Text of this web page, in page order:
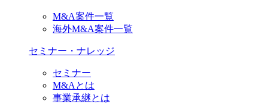
M&A案件一覧
海外M&A案件一覧
セミナー・ナレッジ
セミナー
M&Aとは
事業承継とは